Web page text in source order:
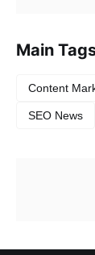
Main
Content
SEO News